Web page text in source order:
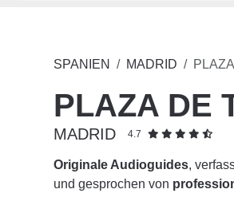
SPANIEN MADRID
PLAZA DE
MADRID 4.7
Originale Audioguides,
und gesprochen von